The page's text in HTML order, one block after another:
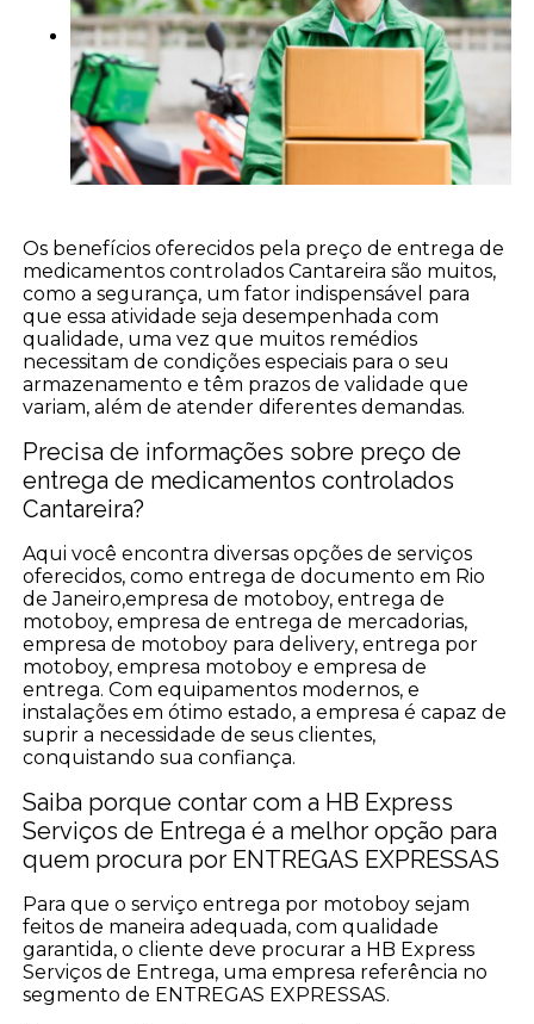
Os benefícios oferecidos pela preço de entrega de
medicamentos controlados Cantareira são muitos,
como a segurança, um fator indispensável para
que essa atividade seja desempenhada com
qualidade, uma vez que muitos remédios
necessitam de condições especiais para o seu
armazenamento e têm prazos de validade que
variam, além de atender diferentes demandas.
Precisa de informações sobre preço de
entrega de medicamentos controlados
Cantareira?
Aqui você encontra diversas opções de serviços
oferecidos, como entrega de documento em Rio
de Janeiro,empresa de motoboy, entrega de
motoboy, empresa de entrega de mercadorias,
empresa de motoboy para delivery, entrega por
motoboy, empresa motoboy e empresa de
entrega. Com equipamentos modernos, e
instalações em ótimo estado, a empresa é capaz de
suprir a necessidade de seus clientes,
conquistando sua confiança.
Saiba porque contar com a HB Express
Serviços de Entrega é a melhor opção para
quem procura por ENTREGAS EXPRESSAS
Para que o serviço entrega por motoboy sejam
feitos de maneira adequada, com qualidade
garantida, o cliente deve procurar a HB Express
Serviços de Entrega, uma empresa referência no
segmento de ENTREGAS EXPRESSAS.